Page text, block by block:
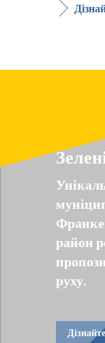
район
руху.